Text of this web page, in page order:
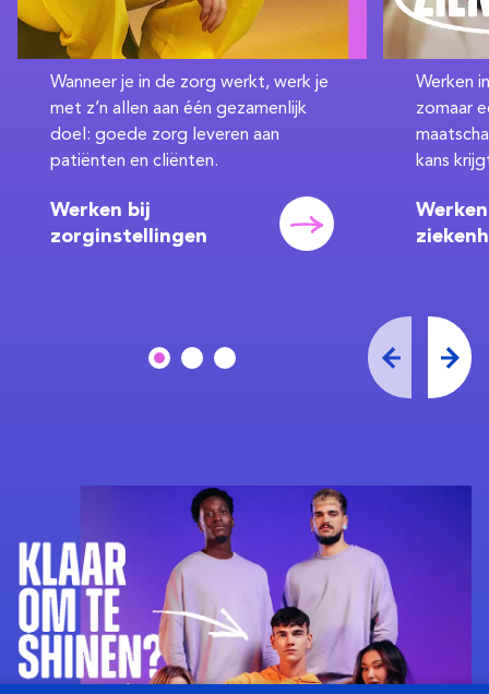
Wanneer je in de zorg werkt, werk je
met z’n allen aan één gezamenlijk
doel: goede zorg leveren aan
patiënten en cliënten.
Werken bij
zorginstellingen
Werken
zomaar
kans